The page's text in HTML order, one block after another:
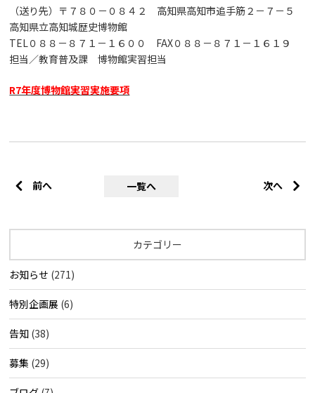
（送り先）〒７８０－０８４２ 高知県高知市追手筋２－７－５
高知県立高知城歴史博物館
TEL０８８－８７１－１６００ FAX０８８－８７１－１６１９
担当／教育普及課 博物館実習担当
R7年度博物館実習実施要項
前へ 一覧へ 次へ
カテゴリー
お知らせ (271)
特別企画展 (6)
告知 (38)
募集 (29)